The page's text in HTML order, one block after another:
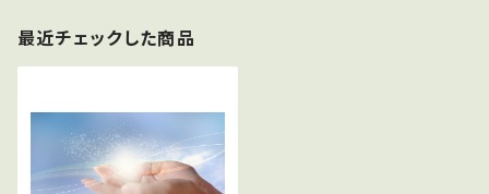
最近チェックした商品